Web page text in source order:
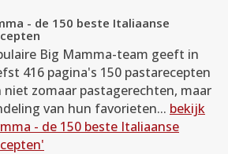
- de 150 beste Italiaanse
Big Mamma-team geeft in
416 pagina's 150 pastarecepten
niet zomaar pastagerechten, maar
van hun favorieten... bekijk
- de 150 beste Italiaanse